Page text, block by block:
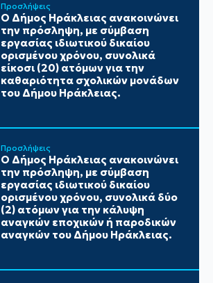
Προσλήψεις
Ο Δήμος Ηράκλειας ανακοινώνει
την πρόσληψη, με σύμβαση
εργασίας ιδιωτικού δικαίου
ορισμένου χρόνου, συνολικά
είκοσι (20) ατόμων για την
καθαριότητα σχολικών μονάδων
του Δήμου Ηράκλειας.
Προσλήψεις
Ο Δήμος Ηράκλειας ανακοινώνει
την πρόσληψη, με σύμβαση
εργασίας ιδιωτικού δικαίου
ορισμένου χρόνου, συνολικά δύο
(2) ατόμων για την κάλυψη
αναγκών εποχικών ή παροδικών
αναγκών του Δήμου Ηράκλειας.